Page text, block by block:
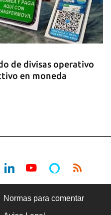
de divisas operativo
en moneda
Normas para comentar